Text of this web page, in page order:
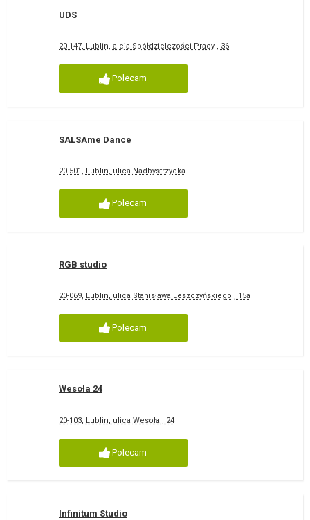
UDS
20-147, Lublin, aleja Spółdzielczości Pracy , 36
Polecam
SALSAme Dance
20-501, Lublin, ulica Nadbystrzycka
Polecam
RGB studio
20-069, Lublin, ulica Stanisława Leszczyńskiego , 15a
Polecam
Wesoła 24
20-103, Lublin, ulica Wesoła , 24
Polecam
Infinitum Studio